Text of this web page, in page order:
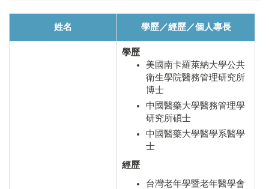
姓名 學歷／經歷／個人專長
學歷
美國南卡羅萊納大學公共
衛生學院醫務管理研究所
博士
中國醫藥大學醫務管理學
研究所碩士
中國醫藥大學醫學系醫學
士
經歷
台灣老年學暨老年醫學會